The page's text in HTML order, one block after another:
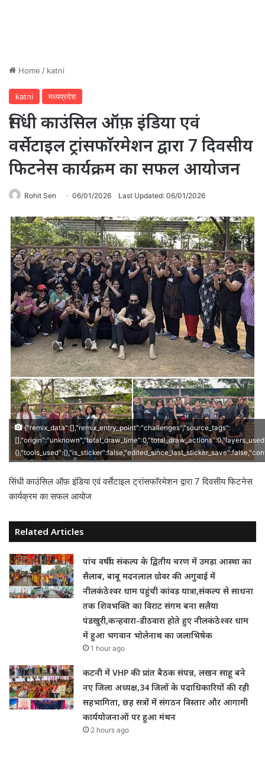
Home / katni
katni मध्यप्रदेश
सिंधी काउंसिल ऑफ़ इंडिया एवं
वर्सेटाइल ट्रांसफाॅरमेशन द्वारा 7 दिवसीय
फिटनेस कार्यक्रम का सफल आयोजन
Rohit Sen 06/01/2026 Last Updated: 06/01/2026
{"remix_data":[],"remix_entry_point":"challenges","source_tags":
सिंधी काउंसिल ऑफ़ इंडिया एवं वर्सेटाइल ट्रांसफाॅरमेशन द्वारा 7 दिवसीय फिटनेस
कार्यक्रम का सफल आयोज
Related Articles
पांच वर्षीय संकल्प के द्वितीय चरण में उमड़ा आस्था का
सैलाब, बाबू मदनलाल ग्रोवर की अगुवाई में
नीलकंठेश्वर धाम पहुंची कांवड़ यात्रा,संकल्प से साधना
तक शिवभक्ति का विराट संगम बना सलैया
पंडखुरी,कन्हवारा-डीठवारा होते हुए नीलकंठेश्वर धाम
में हुआ भगवान भोलेनाथ का जलाभिषेक
1 hour ago
कटनी में VHP की प्रांत बैठक संपन्न, लखन साहू बने
नए जिला अध्यक्ष,34 जिलों के पदाधिकारियों की रही
सहभागिता, छह सत्रों में संगठन विस्तार और आगामी
कार्ययोजनाओं पर हुआ मंथन
2 hours ago